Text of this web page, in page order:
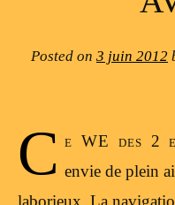
Posted on 3 juin 2012
C e WE des 2
envie de plein
laborieux. La